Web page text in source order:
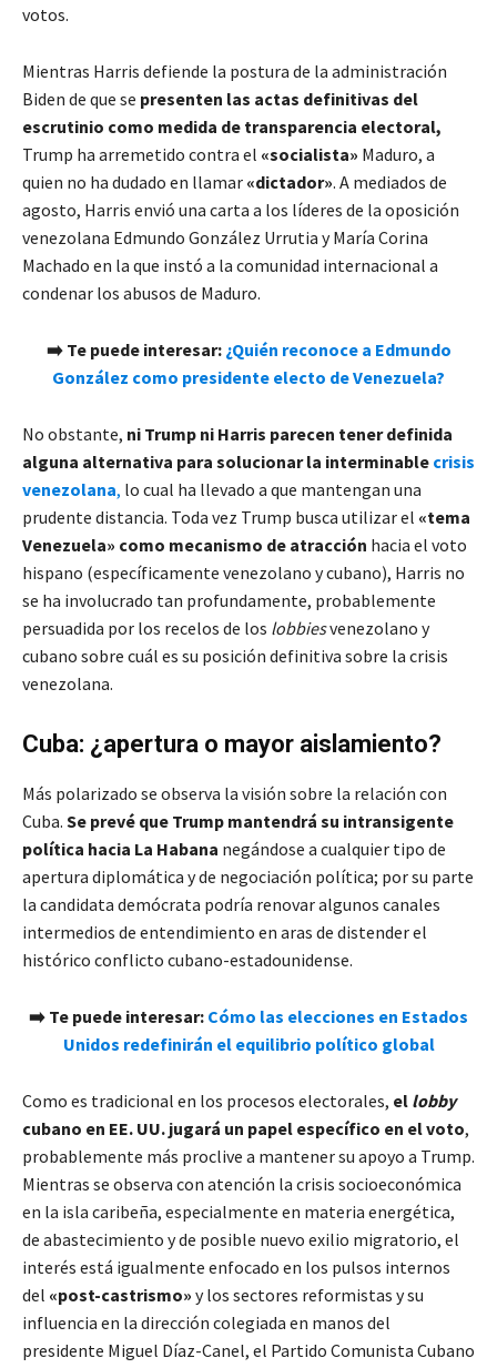
votos.
Mientras Harris defiende la postura de la administración
Biden de que se presenten las actas definitivas del
escrutinio como medida de transparencia electoral,
Trump ha arremetido contra el «socialista» Maduro, a
quien no ha dudado en llamar «dictador». A mediados de
agosto, Harris envió una carta a los líderes de la oposición
venezolana Edmundo González Urrutia y María Corina
Machado en la que instó a la comunidad internacional a
condenar los abusos de Maduro.
➡️ Te puede interesar: ¿Quién reconoce a Edmundo
González como presidente electo de Venezuela?
No obstante, ni Trump ni Harris parecen tener definida
alguna alternativa para solucionar la interminable crisis
venezolana, lo cual ha llevado a que mantengan una
prudente distancia. Toda vez Trump busca utilizar el «tema
Venezuela» como mecanismo de atracción hacia el voto
hispano (específicamente venezolano y cubano), Harris no
se ha involucrado tan profundamente, probablemente
persuadida por los recelos de los lobbiesvenezolano y
cubano sobre cuál es su posición definitiva sobre la crisis
venezolana.
Cuba: ¿apertura o mayor aislamiento?
Más polarizado se observa la visión sobre la relación con
Cuba. Se prevé que Trump mantendrá su intransigente
política hacia La Habana negándose a cualquier tipo de
apertura diplomática y de negociación política; por su parte
la candidata demócrata podría renovar algunos canales
intermedios de entendimiento en aras de distender el
histórico conflicto cubano-estadounidense.
➡️ Te puede interesar: Cómo las elecciones en Estados
Unidos redefinirán el equilibrio político global
Como es tradicional en los procesos electorales, el lobby
cubano en EE. UU. jugará un papel específico en el voto,
probablemente más proclive a mantener su apoyo a Trump.
Mientras se observa con atención la crisis socioeconómica
en la isla caribeña, especialmente en materia energética,
de abastecimiento y de posible nuevo exilio migratorio, el
interés está igualmente enfocado en los pulsos internos
del «post-castrismo» y los sectores reformistas y su
influencia en la dirección colegiada en manos del
presidente Miguel Díaz-Canel, el Partido Comunista Cubano